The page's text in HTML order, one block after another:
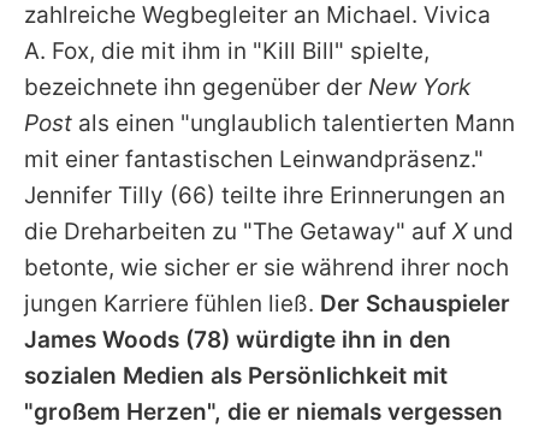
zahlreiche Wegbegleiter an Michael. Vivica
A. Fox, die mit ihm in "Kill Bill" spielte,
bezeichnete ihn gegenüber der New York
Post als einen "unglaublich talentierten Mann
mit einer fantastischen Leinwandpräsenz."
Jennifer Tilly (66) teilte ihre Erinnerungen an
die Dreharbeiten zu "The Getaway" auf Xund
betonte, wie sicher er sie während ihrer noch
jungen Karriere fühlen ließ. Der Schauspieler
James Woods (78) würdigte ihn in den
sozialen Medien als Persönlichkeit mit
"großem Herzen", die er niemals vergessen